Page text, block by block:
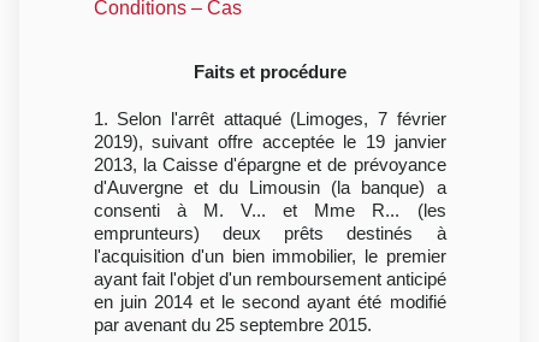
Conditions – Cas
Faits et procédure
1. Selon l'arrêt attaqué (Limoges, 7 février
2019), suivant offre acceptée le 19 janvier
2013, la Caisse d'épargne et de prévoyance
d'Auvergne et du Limousin (la banque) a
consenti à M. V... et Mme R... (les
emprunteurs) deux prêts destinés à
l'acquisition d'un bien immobilier, le premier
ayant fait l'objet d'un remboursement anticipé
en juin 2014 et le second ayant été modifié
par avenant du 25 septembre 2015.